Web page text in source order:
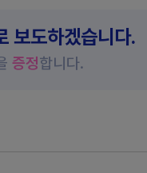
보도하겠습니다.
증정합니다.